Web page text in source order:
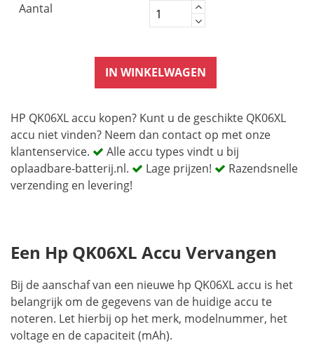
Aantal
IN WINKELWAGEN
HP QK06XL accu kopen? Kunt u de geschikte QK06XL
accu niet vinden? Neem dan contact op met onze
klantenservice.
Alle accu types vindt u bij
oplaadbare-batterij.nl.
Lage prijzen!
Razendsnelle
verzending en levering!
Een Hp QK06XL Accu Vervangen
Bij de aanschaf van een nieuwe hp QK06XL accu is het
belangrijk om de gegevens van de huidige accu te
noteren. Let hierbij op het merk, modelnummer, het
voltage en de capaciteit (mAh).